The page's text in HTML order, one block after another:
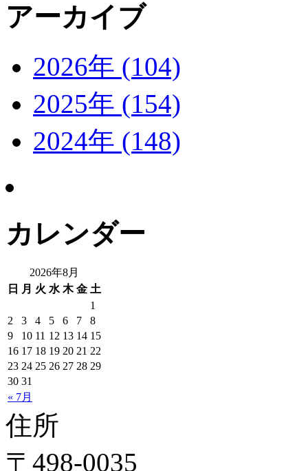
アーカイブ
2026年 (104)
2025年 (154)
2024年 (148)
カレンダー
2026年8月
日
月 火 水 木 金 土
« 7月
1
2
3 4 5 6 7
8
9
10 11 12 13 14 15
16 17 18 19 20 21 22
23 24 25 26 27 28 29
30 31
住所
〒498-0035